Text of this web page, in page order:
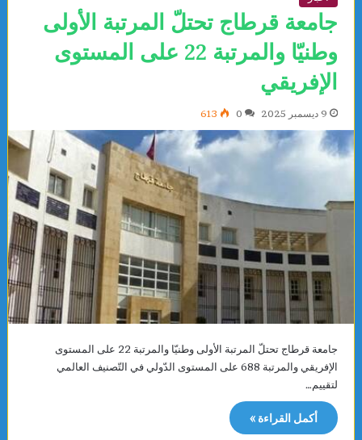
جامعة قرطاج تحتلّ المرتبة الأولى
وطنيّا والمرتبة 22 على المستوى
الإفريقي
9 ديسمبر 2025 0
613
جامعة قرطاج تحتلّ المرتبة الأولى وطنيّا والمرتبة 22 على المستوى
الإفريقي والمرتبة 688 على المستوى الدّولي في التّصنيف العالمي
لتقييم…
أكمل القراءة »